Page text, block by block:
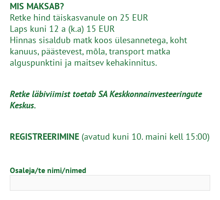
MIS MAKSAB?
Retke hind täiskasvanule on 25 EUR
Laps kuni 12 a (k.a) 15 EUR
Hinnas sisaldub matk koos ülesannetega, koht
kanuus, päästevest, mõla, transport matka
alguspunktini ja maitsev kehakinnitus.
Retke läbiviimist toetab SA Keskkonnainvesteeringute
Keskus.
REGISTREERIMINE (avatud kuni 10. maini kell 15:00)
Osaleja/te nimi/nimed